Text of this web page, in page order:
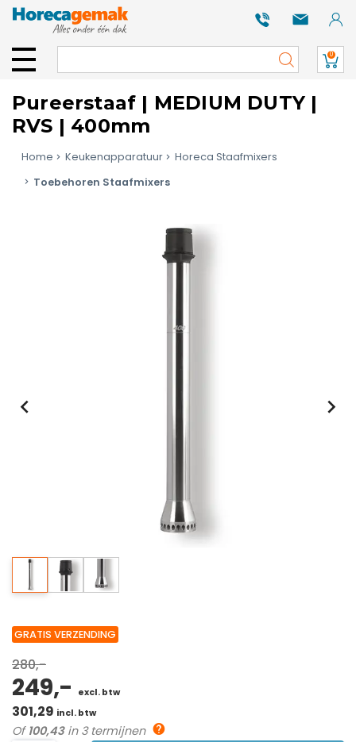
0
Pureerstaaf | MEDIUM DUTY |
RVS | 400mm
Home Keukenapparatuur
Horeca Staafmixers
Toebehoren Staafmixers
GRATIS VERZENDING
280,-
249,- excl. btw
301,29 incl. btw
Of 100,43in 3 termijnen